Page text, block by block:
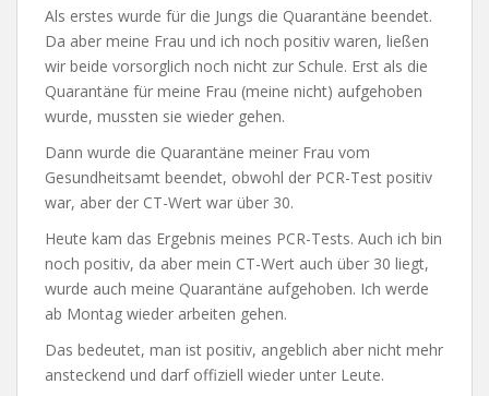
Als erstes wurde für die Jungs die Quarantäne beendet.
Da aber meine Frau und ich noch positiv waren, ließen
wir beide vorsorglich noch nicht zur Schule. Erst als die
Quarantäne für meine Frau (meine nicht) aufgehoben
wurde, mussten sie wieder gehen.
Dann wurde die Quarantäne meiner Frau vom
Gesundheitsamt beendet, obwohl der PCR-Test positiv
war, aber der CT-Wert war über 30.
Heute kam das Ergebnis meines PCR-Tests. Auch ich bin
noch positiv, da aber mein CT-Wert auch über 30 liegt,
wurde auch meine Quarantäne aufgehoben. Ich werde
ab Montag wieder arbeiten gehen.
Das bedeutet, man ist positiv, angeblich aber nicht mehr
ansteckend und darf offiziell wieder unter Leute.